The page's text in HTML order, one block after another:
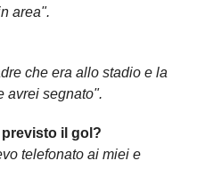
area".
che era allo stadio e la
avrei segnato".
il gol?
telefonato ai miei e